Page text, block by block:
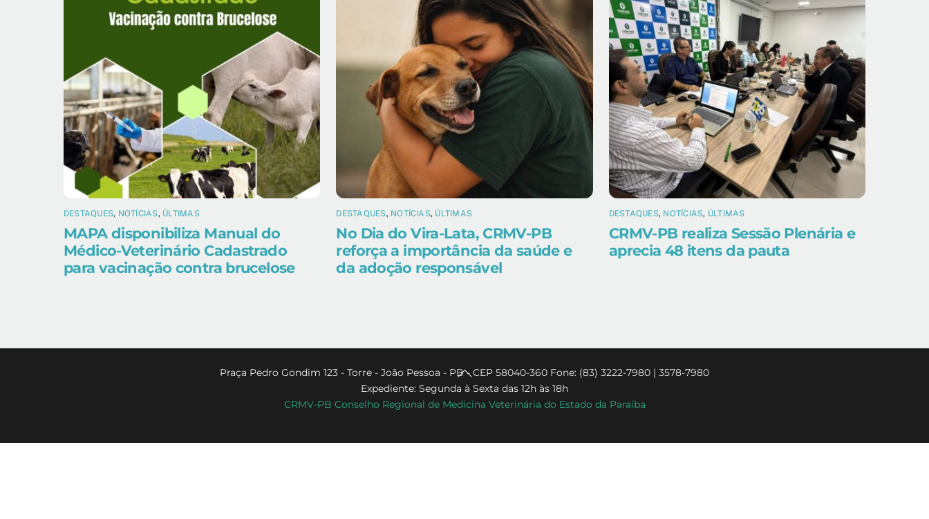
DESTAQUES, NOTÍCIAS, ÚLTIMAS
MAPA disponibiliza Manual do
Médico-Veterinário Cadastrado
para vacinação contra brucelose
DESTAQUES, NOTÍCIAS, ÚLTIMAS
No Dia do Vira-Lata, CRMV-PB
reforça a importância da saúde e
da adoção responsável
DESTAQUES, NOTÍCIAS, ÚLTIMAS
CRMV-PB realiza Sessão Plenária e
aprecia 48 itens da pauta
Back
To
Top
Praça Pedro Gondim 123 - Torre - João Pessoa - PB - CEP 58040-360 Fone: (83) 3222-7980 | 3578-7980
Expediente: Segunda à Sexta das 12h às 18h
CRMV-PB Conselho Regional de Medicina Veterinária do Estado da Paraíba